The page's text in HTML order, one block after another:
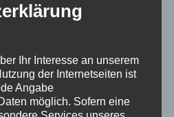
Ihr Interesse an unserem
der Internetseiten ist
Angabe
möglich. Sofern eine